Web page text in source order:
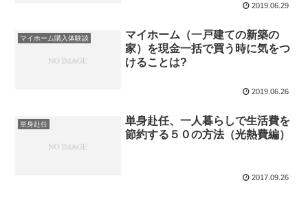
2019.06.29
マイホーム購入体験談
マイホーム（一戸建ての新築の
家）を現金一括で買う時に気をつ
けることは?
2019.06.26
単身赴任
単身赴任、一人暮らしで生活費を
節約する５０の方法（光熱費編）
2017.09.26